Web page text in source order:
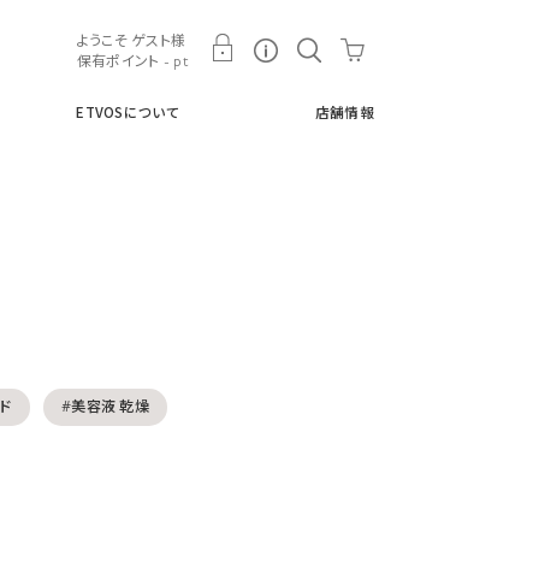
ETVOSについて 店舗情報
ようこそ ゲスト様
保有ポイント - pt
#美容液 乾燥